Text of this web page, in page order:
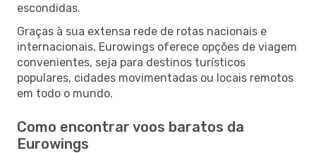
escondidas.
Graças à sua extensa rede de rotas nacionais e
internacionais, Eurowings oferece opções de viagem
convenientes, seja para destinos turísticos
populares, cidades movimentadas ou locais remotos
em todo o mundo.
Como encontrar voos baratos da
Eurowings